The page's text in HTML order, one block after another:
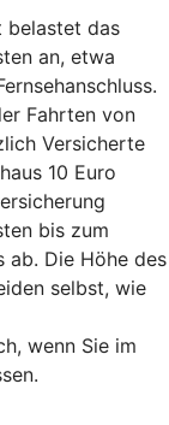
belastet das
an, etwa
Fahrten von
Versicherte
10 Euro
bis zum
ab. Die Höhe des
selbst, wie
wenn Sie im